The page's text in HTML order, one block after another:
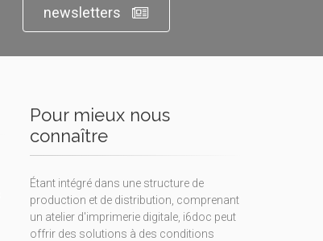
newsletters
Pour mieux nous
connaître
Étant intégré dans une structure de
production et de distribution, comprenant
un atelier d'imprimerie digitale, i6doc peut
offrir des solutions à des conditions